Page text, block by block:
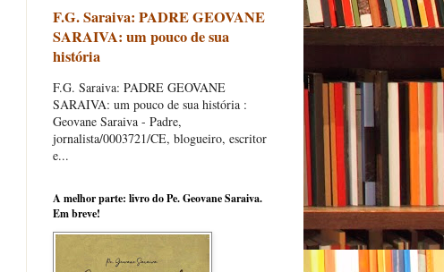
F.G. Saraiva: PADRE GEOVANE
SARAIVA: um pouco de sua
história
F.G. Saraiva: PADRE GEOVANE
SARAIVA: um pouco de sua história :
Geovane Saraiva - Padre,
jornalista/0003721/CE, blogueiro, escritor
e...
A melhor parte: livro do Pe. Geovane Saraiva.
Em breve!